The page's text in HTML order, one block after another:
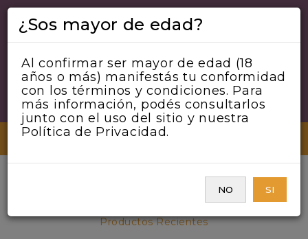
MENU
NUESTROS PRODUCTOS
Productos Recientes
¿Sos mayor de edad?
Al confirmar ser mayor de edad (18
años o más) manifestás tu conformidad
con los términos y condiciones. Para
más información, podés consultarlos
junto con el uso del sitio y nuestra
Política de Privacidad.
NO SI